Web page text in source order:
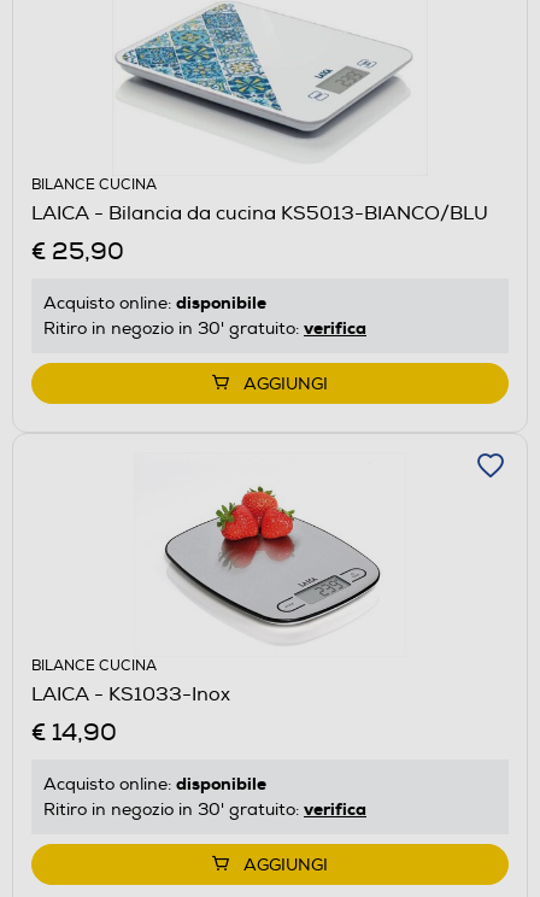
BILANCE CUCINA
LAICA - Bilancia da cucina KS5013-BIANCO/BLU
€ 25,90
Acquisto online: disponibile
Ritiro in negozio in 30' gratuito: verifica
AGGIUNGI
BILANCE CUCINA
LAICA - KS1033-Inox
€ 14,90
Acquisto online: disponibile
Ritiro in negozio in 30' gratuito: verifica
AGGIUNGI